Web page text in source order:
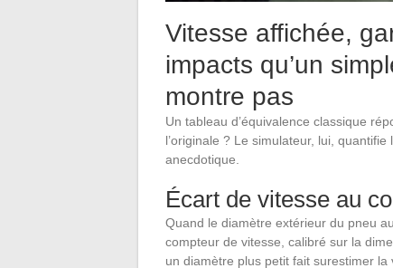
Vitesse affichée,
impacts qu’un
montre pas
Un tableau d’équivalence classique
l’originale ? Le simulateur, lui,
anecdotique.
Écart de vitesse au
Quand le diamètre extérieur du pneu
compteur de vitesse, calibré sur la
un diamètre plus petit fait surestimer